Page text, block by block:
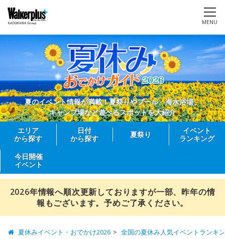
MENU
夏のイベント情報が満載！夏祭りやプール、海水浴場、
キャンプ場など遊べるスポットを大紹介
エリア
から探す
日付
から探す
夏祭り
イベント
ランキング
今日開催
イベント
2026年情報へ順次更新しておりますが一部、昨年の情
報もございます。予めご了承ください。
夏休みイベント・おでかけ2026 全国の夏休み人気イベントランキ